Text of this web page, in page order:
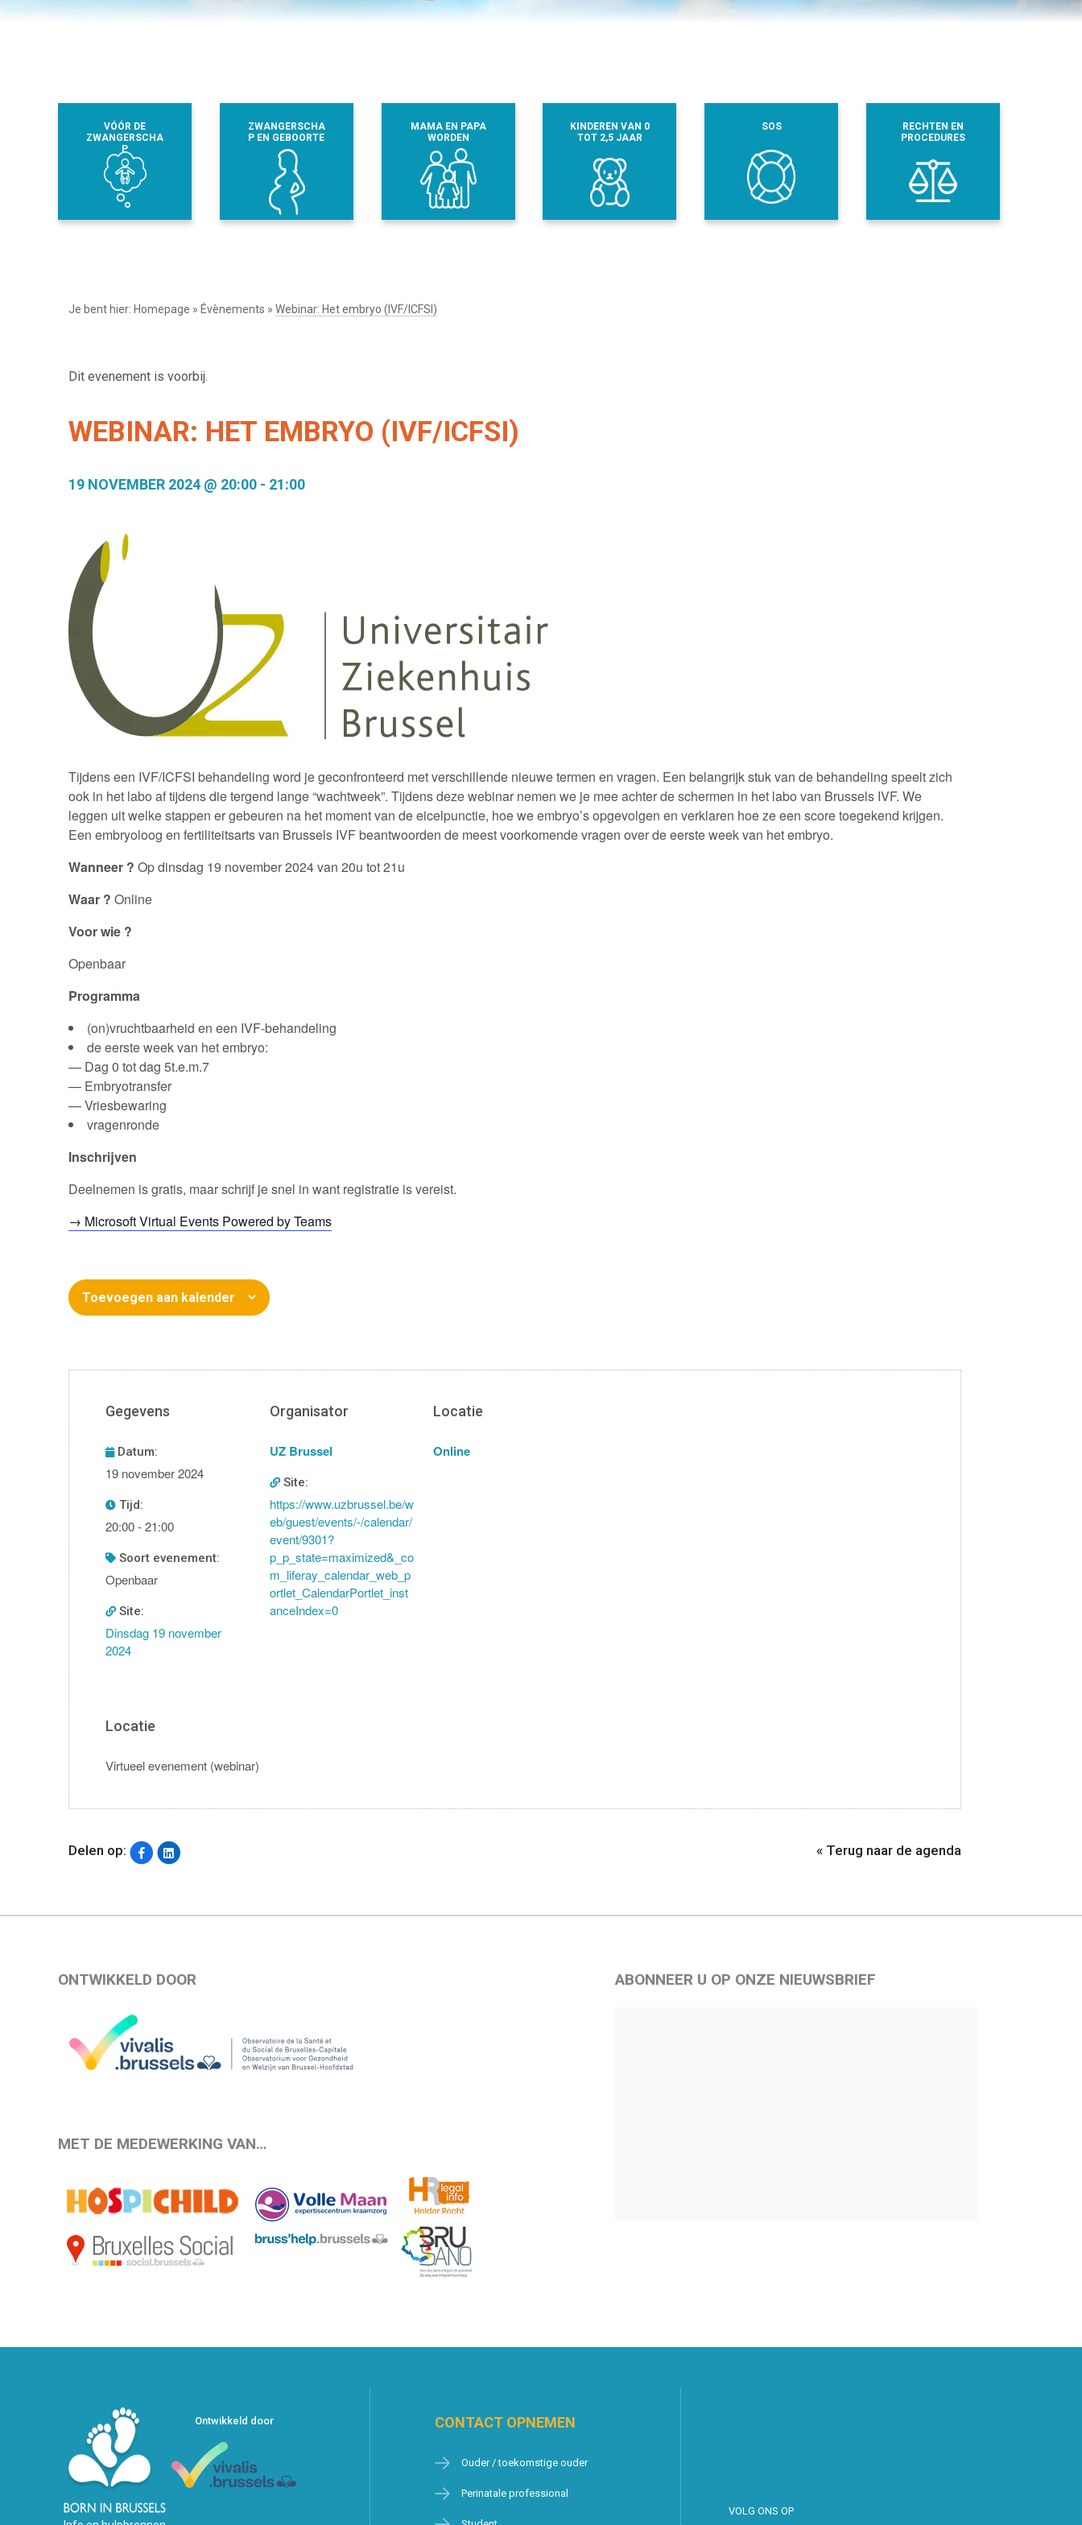
VÓÓR DE
ZWANGERSCHA
P
ZWANGERSCHA
P EN GEBOORTE
MAMA EN PAPA
WORDEN
KINDEREN VAN 0
TOT 2,5 JAAR
SOS
RECHTEN EN
PROCEDURES
Je bent hier: Homepage » Évènements »Webinar: Het embryo (IVF/ICFSI)
Dit evenement is voorbij.
WEBINAR: HET EMBRYO (IVF/ICFSI)
19 NOVEMBER 2024 @ 20:00 - 21:00
Tijdens een IVF/ICFSI behandeling word je geconfronteerd met verschillende nieuwe termen en vragen. Een belangrijk stuk van de behandeling speelt zich
ook in het labo af tijdens die tergend lange “wachtweek”. Tijdens deze webinar nemen we je mee achter de schermen in het labo van Brussels IVF. We
leggen uit welke stappen er gebeuren na het moment van de eicelpunctie, hoe we embryo’s opgevolgen en verklaren hoe ze een score toegekend krijgen.
Een embryoloog en fertiliteitsarts van Brussels IVF beantwoorden de meest voorkomende vragen over de eerste week van het embryo.
Wanneer ?Op dinsdag 19 november 2024 van 20u tot 21u
Waar ? Online
Voor wie ?
Openbaar
Programma
(on)vruchtbaarheid en een IVF-behandeling
de eerste week van het embryo:
— Dag 0 tot dag 5t.e.m.7
— Embryotransfer
— Vriesbewaring
vragenronde
Inschrijven
Deelnemen is gratis, maar schrijf je snel in want registratie is vereist.
→ Microsoft Virtual Events Powered by Teams
Toevoegen aan kalender
Gegevens
Datum:
19 november 2024
Tijd:
20:00 - 21:00
soort evenement:
Openbaar
Site:
Dinsdag 19 november
2024
Organisator
UZ Brussel
Site:
https://www.uzbrussel.be/w
eb/guest/events/-/calendar/
event/9301?
p_p_state=maximized&_co
m_liferay_calendar_web_p
ortlet_CalendarPortlet_inst
anceIndex=0
Locatie
Virtueel evenement (webinar)
Locatie
Online
Delen op: « Terug naar de agenda
ONTWIKKELD DOOR
MET DE MEDEWERKING VAN…
ABONNEER U OP ONZE NIEUWSBRIEF
Ontwikkeld door CONTACT OPNEMEN
Ouder / toekomstige ouder
Perinatale professional
VOLG ONS OP